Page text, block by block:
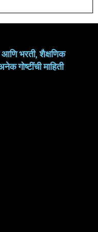
आणि भरती, शैक्षणिक
गोष्टींची माहिती